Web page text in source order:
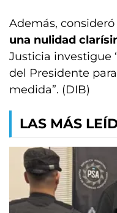
Además, consideró
una nulidad
Justicia investigue
del Presidente
medida”. (DIB)
LAS MÁS